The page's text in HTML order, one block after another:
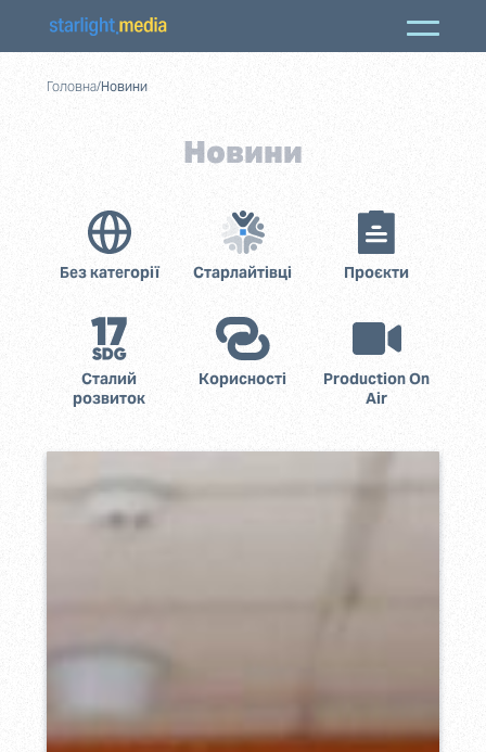
Головна/Новини
Новини
Без категорії Старлайтівці Проєкти
Сталий
розвиток
Корисності
Production On
Air